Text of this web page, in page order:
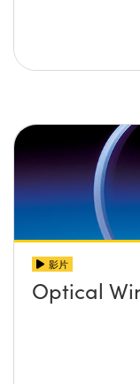
影片
Optical